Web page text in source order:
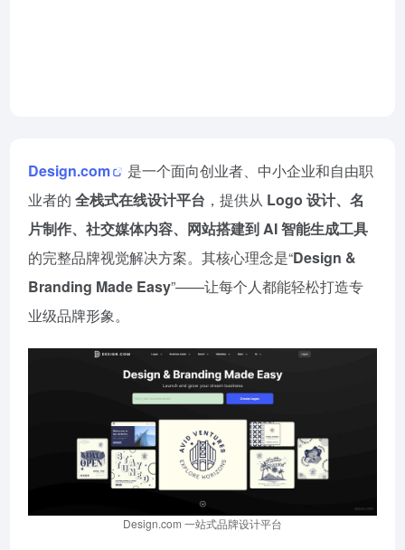
Design.com
是一个面向创业者、中小企业和自由职
业者的 全栈式在线设计平台 ，提供从 Logo 设计、名
片制作、社交媒体内容、网站搭建到 AI 智能生成工具
的完整品牌视觉解决方案。其核心理念是“Design &
Branding Made Easy”——让每个人都能轻松打造专
业级品牌形象。
Design.com 一站式品牌设计平台